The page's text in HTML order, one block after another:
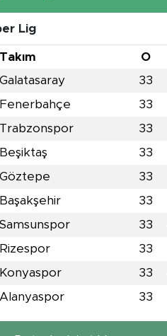
Lig
Takım O
Galatasaray 33
Fenerbahçe 33
Trabzonspor 33
Beşiktaş 33
Göztepe 33
Başakşehir 33
Samsunspor 33
Rizespor 33
Konyaspor 33
Alanyaspor 33